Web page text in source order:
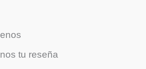
tu reseña